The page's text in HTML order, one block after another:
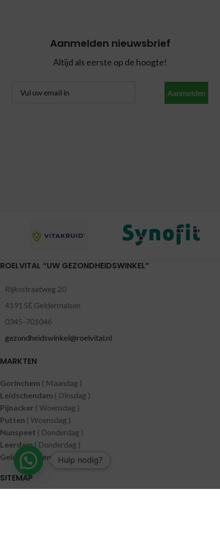
Aanmelden nieuwsbrief
Altijd als eerste op de hoogte!
Aanmelden
ROELVITAL “UW GEZONDHEIDSWINKEL”
Rijksstraatweg 20
4191 SE Geldermalsen
0345-701046
gezondheidswinkel@roelvital.nl
MARKTEN
Gorinchem ( Maandag )
Leidschendam ( Dinsdag )
Pijnacker ( Woensdag )
Putten ( Woensdag )
Nunspeet ( Donderdag )
Leerdam( Donderdag )
Geldermalsen ( Vrijdag )
SITEMAP
Hulp nodig?